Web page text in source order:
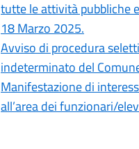
tutte le attività pubbliche
18 Marzo 2025.
Avviso di procedura
indeterminato del
Manifestazione di
all’area dei funzionari/